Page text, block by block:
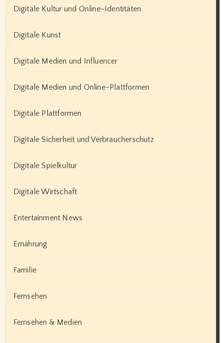
Digitale Kultur und Online-Identitäten
Digitale Kunst
Digitale Medien und Influencer
Digitale Medien und Online-Plattformen
Digitale Plattformen
Digitale Sicherheit und Verbraucherschutz
Digitale Spielkultur
Digitale Wirtschaft
Entertainment News
Ernährung
Familie
Fernsehen
Fernsehen & Medien